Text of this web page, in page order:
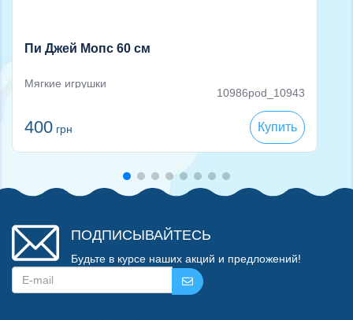
Пи Джей Мопс 60 см
Мягкие игрушки
10986pod_10943
400 грн Купить
ПОДПИСЫВАЙТЕСЬ
Будьте в курсе наших акций и предложений!